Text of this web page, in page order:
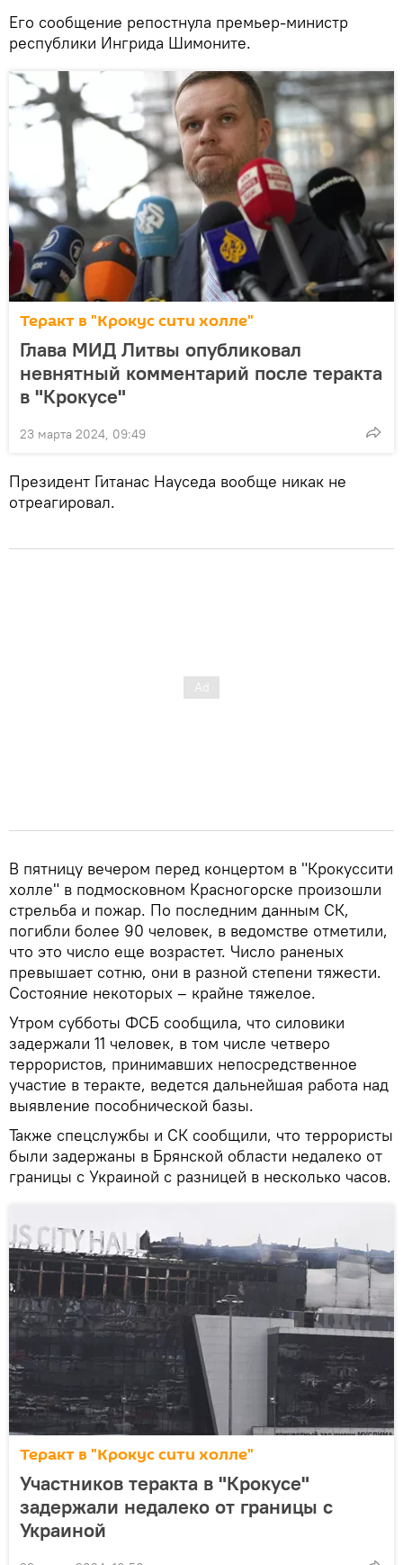
Его сообщение репостнула премьер-министр
республики Ингрида Шимоните.
Теракт в "Крокус сити холле"
Глава МИД Литвы опубликовал
невнятный комментарий после теракта
в "Крокусе"
23 марта 2024, 09:49
Президент Гитанас Науседа вообще никак не
отреагировал.
В пятницу вечером перед концертом в "Крокуссити
холле" в подмосковном Красногорске произошли
стрельба и пожар. По последним данным СК,
погибли более 90 человек, в ведомстве отметили,
что это число еще возрастет. Число раненых
превышает сотню, они в разной степени тяжести.
Состояние некоторых – крайне тяжелое.
Утром субботы ФСБ сообщила, что силовики
задержали 11 человек, в том числе четверо
террористов, принимавших непосредственное
участие в теракте, ведется дальнейшая работа над
выявление пособнической базы.
Также спецслужбы и СК сообщили, что террористы
были задержаны в Брянской области недалеко от
границы с Украиной с разницей в несколько часов.
Теракт в "Крокус сити холле"
Участников теракта в "Крокусе"
задержали недалеко от границы с
Украиной